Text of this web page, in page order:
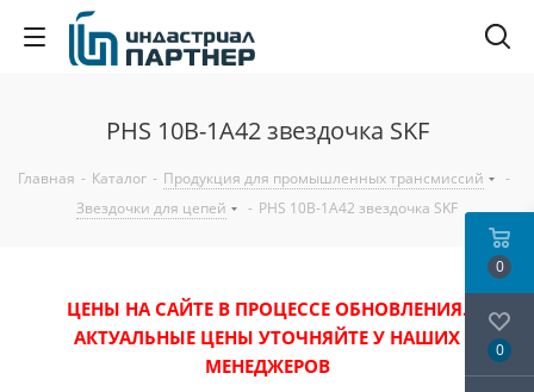
PHS 10B-1A42 звездочка SKF
Главная - Каталог - Продукция для промышленных трансмиссий
-
Звездочки для цепей
- PHS 10B-1A42 звездочка SKF
ЦЕНЫ НА САЙТЕ В ПРОЦЕССЕ ОБНОВЛЕНИЯ.
АКТУАЛЬНЫЕ ЦЕНЫ УТОЧНЯЙТЕ У НАШИХ
МЕНЕДЖЕРОВ
0
0